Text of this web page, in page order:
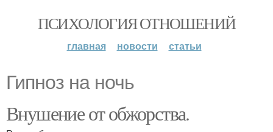
ПСИХОЛОГИЯ ОТНОШЕНИЙ
главная новости статьи
Гипноз на ночь
Внушение от обжорства.